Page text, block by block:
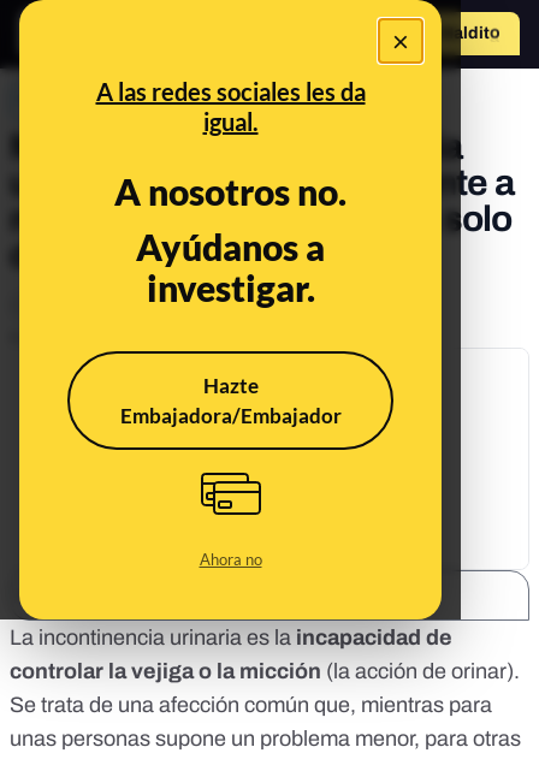
×
A las redes sociales les da
igual.
A nosotros no.
Ayúdanos a
investigar.
Hazte
Embajadora/Embajador
Ahora no
Hazte Maldito
PREBUNKING
Mitos sobre la incontinencia
urinaria: ni afecta únicamente a
mujeres ni es un problema solo
de personas mayores
La incontinencia urinaria es la incapacidad de
controlar la vejiga o la micción (la acción de orinar).
Se trata de una afección común que, mientras para
unas personas supone un problema menor, para otras